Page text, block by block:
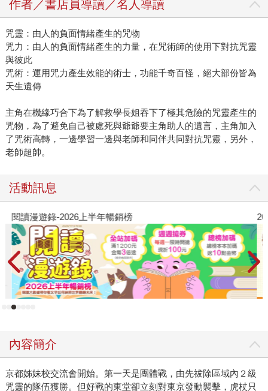
作者／書店員導讀／名人導讀
咒靈：由人的負面情緒產生的咒物
咒力：由人的負面情緒產生的力量，在咒術師的使用下對抗咒靈
與彼此
咒術：運用咒力產生效能的術士，功能千奇百怪，絕大部份皆為
天生遺傳
主角在機緣巧合下為了解救學長姐吞下了極其危險的咒靈產生的
咒物，為了避免自己被處死與爺爺要主角助人的遺言，主角加入
了咒術高轉，一邊學習一邊與老師和同伴共同對抗咒靈，另外，
老師超帥。
活動訊息
閱讀漫遊錄-2026上半年暢銷榜
內容簡介
京都姊妹校交流會開始。第一天是團體戰，由先祓除區域內２級
咒靈的隊伍獲勝。但好戰的東堂卻立刻對東京發動襲擊，虎杖只